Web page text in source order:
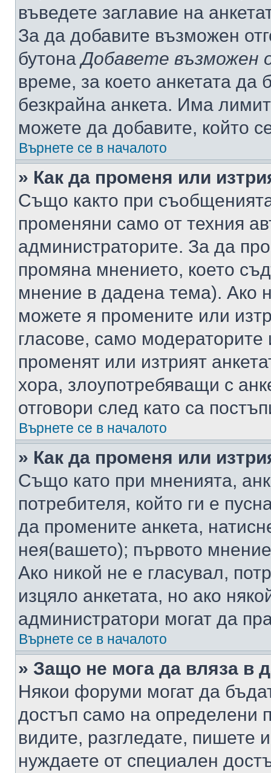
въведете заглавие на
За да добавите възможен
бутонаДобавете възможен
време, за което анкетата да
безкрайна анкета. Има
можете да добавите, който
Върнете се в началото
» Как да променя или
Също както при
променяни само от техния
администраторите. За да
промяна мнението, което
мнение в дадена тема). Ако
можете я промените или
гласове, само
променят или изтрият
хора, злоупотребяващи с
отговори след като са
Върнете се в началото
» Как да променя или
Също като при мненията,
потребителя, който ги е
да промените анкета,
нея(вашето); първото
Ако никой не е гласувал,
изцяло анкетата, но ако
администратори могат да
Върнете се в началото
» Защо не мога да вляза в
Някои форуми могат да
достъп само на определени
видите, разгледате, пишете
нуждаете от специален